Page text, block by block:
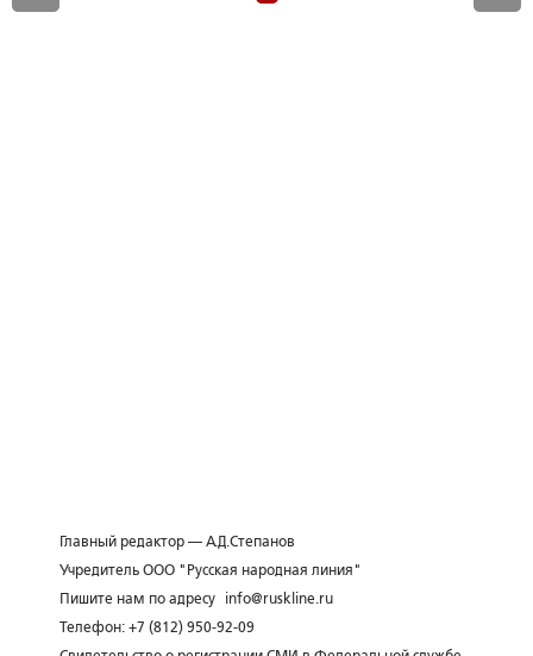
Главный редактор — А.Д.Степанов
Учредитель ООО "Русская народная линия"
Пишите нам по адресу
info@ruskline.ru
Телефон: +7 (812) 950-92-09